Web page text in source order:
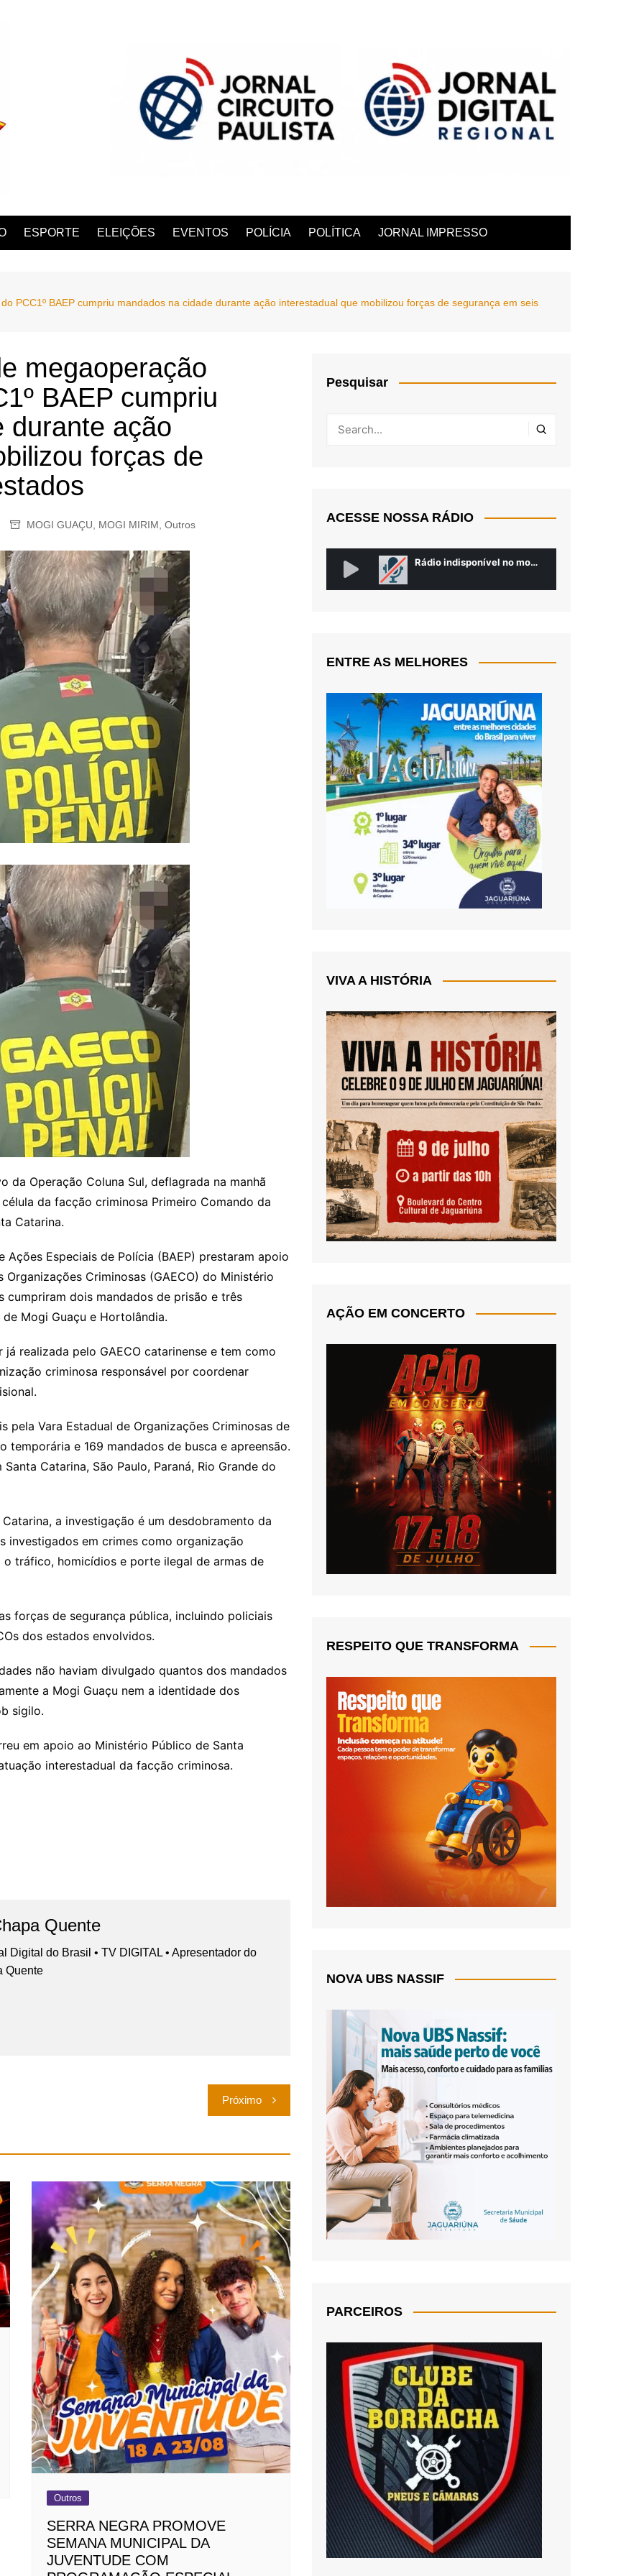
PRETO
ESPORTE ELEIÇÕES EVENTOS POLÍCIA POLÍTICA JORNAL IMPRESSO
PCC1º BAEP cumpriu mandados na cidade durante ação interestadual que mobilizou forças de segurança em seis
megaoperação
BAEP cumpriu
durante ação
forças de
MOGI GUAÇU MOGI MIRIM Outros
da Operação Coluna Sul, deflagrada na manhã
da facção criminosa Primeiro Comando da
Catarina.
Especiais de Polícia (BAEP) prestaram apoio
Criminosas (GAECO) do Ministério
cumpriram dois mandados de prisão e três
Mogi Guaçu e Hortolândia.
realizada pelo GAECO catarinense e tem como
criminosa responsável por coordenar
Vara Estadual de Organizações Criminosas de
temporária e 169 mandados de busca e apreensão.
Catarina, São Paulo, Paraná, Rio Grande do
a investigação é um desdobramento da
investigados em crimes como organização
tráfico, homicídios e porte ilegal de armas de
forças de segurança pública, incluindo policiais
dos estados envolvidos.
não haviam divulgado quantos dos mandados
a Mogi Guaçu nem a identidade dos
sigilo.
em apoio ao Ministério Público de Santa
interestadual da facção criminosa.
Quente
Digital do Brasil • TV DIGITAL • Apresentador do
Quente
Próximo
Outros
SERRA NEGRA PROMOVE
SEMANA MUNICIPAL DA
JUVENTUDE COM
Pesquisar
ACESSE NOSSA RÁDIO
ENTRE AS MELHORES
VIVA A HISTÓRIA
AÇÃO EM CONCERTO
RESPEITO QUE TRANSFORMA
NOVA UBS NASSIF
PARCEIROS